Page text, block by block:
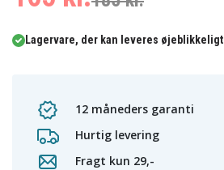
Lagervare, der kan leveres øjeblikkeligt
12 måneders garanti
Hurtig levering
Fragt kun 29,-